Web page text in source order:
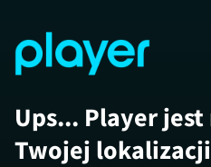
Ups... Player
Twojej lokalizacji